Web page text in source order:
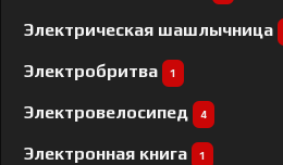
Электрическая шашлычница
Электробритва 1
Электровелосипед 4
Электронная книга 1